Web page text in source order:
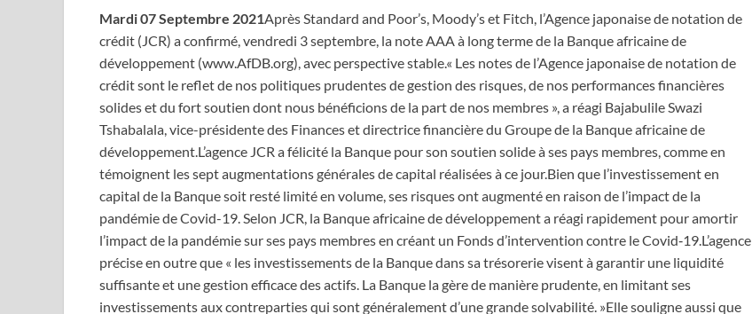
Mardi 07 Septembre 2021Après Standard and Poor’s, Moody’s et Fitch, l’Agence japonaise de notation de
crédit (JCR) a confirmé, vendredi 3 septembre, la note AAA à long terme de la Banque africaine de
développement (www.AfDB.org), avec perspective stable.« Les notes de l’Agence japonaise de notation de
crédit sont le reflet de nos politiques prudentes de gestion des risques, de nos performances financières
solides et du fort soutien dont nous bénéficions de la part de nos membres », a réagi Bajabulile Swazi
Tshabalala, vice-présidente des Finances et directrice financière du Groupe de la Banque africaine de
développement.L’agence JCR a félicité la Banque pour son soutien solide à ses pays membres, comme en
témoignent les sept augmentations générales de capital réalisées à ce jour.Bien que l’investissement en
capital de la Banque soit resté limité en volume, ses risques ont augmenté en raison de l’impact de la
pandémie de Covid-19. Selon JCR, la Banque africaine de développement a réagi rapidement pour amortir
l’impact de la pandémie sur ses pays membres en créant un Fonds d’intervention contre le Covid‑19.L’agence
précise en outre que « les investissements de la Banque dans sa trésorerie visent à garantir une liquidité
suffisante et une gestion efficace des actifs. La Banque la gère de manière prudente, en limitant ses
investissements aux contreparties qui sont généralement d’une grande solvabilité. »Elle souligne aussi que